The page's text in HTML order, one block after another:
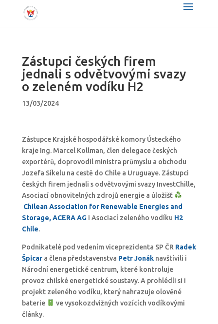
Zástupci českých firem
jednali s odvětvovými svazy
o zeleném vodíku H2
13/03/2024
Zástupce Krajské hospodářské komory Ústeckého
kraje Ing. Marcel Kollman, člen delegace českých
exportérů, doprovodil ministra průmyslu a obchodu
Jozefa Síkelu na cestě do Chile a Uruguaye. Zástupci
českých firem jednali s odvětvovými svazy InvestChille,
Asociací obnovitelných zdrojů energie a úložišť
Chilean Association for Renewable Energies and
Storage, ACERA AGi Asociací zeleného vodíku H2
Chile.
Podnikatelé pod vedením viceprezidenta SP ČR Radek
Špicara člena představenstva Petr Jonáknavštívili i
Národní energetické centrum, které kontroluje
provoz chilské energetické soustavy. A prohlédli si i
projekt zeleného vodíku, který nahrazuje olověné
baterie
ve vysokozdvižných vozících vodíkovými
články.